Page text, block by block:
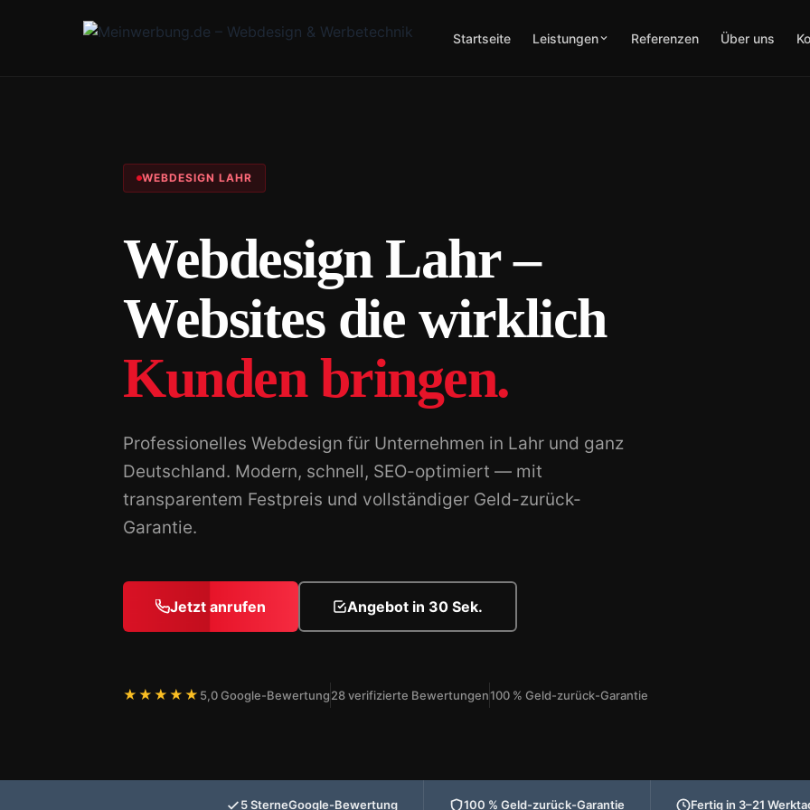
Startseite Leistungen Referenzen Über uns
WEBDESIGN LAHR
Webdesign Lahr –
Websites die wirklich
Kunden bringen.
Professionelles Webdesign für Unternehmen in Lahr und ganz
Deutschland. Modern, schnell, SEO-optimiert — mit
transparentem Festpreis und vollständiger Geld-zurück-
Garantie.
Jetzt anrufen Angebot in 30 Sek.
★★★★★ 5,0 Google-Bewertung28 verifizierte Bewertungen100 % Geld-zurück-Garantie
5 SterneGoogle-Bewertung 100 % Geld-zurück-Garantie Fertig in 3–21